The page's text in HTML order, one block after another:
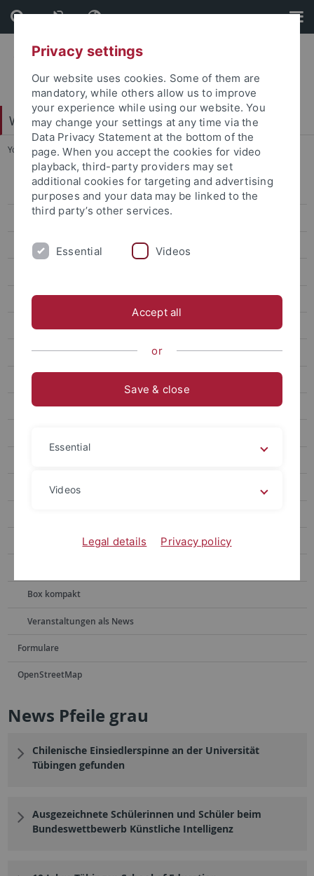
Skip
to
content
Skip
to
footer
Web-Styleguide Uni Tübingen
You are here: Startseite ... Aufteilung 100%
News
Box Standard grau
News weiß ohne Bild
Box ohne Bild mit Rahmen
Box mit Bild mit Rahmen
Box weiß
Box anthrazit
Pfeile weiß
Aufteilung 50%
Aufteilung 100% Randspalte
Box kompakt
Veranstaltungen als News
Formulare
OpenStreetMap
News Pfeile grau
Chilenische Einsiedlerspinne an der Universität
Tübingen gefunden
Ausgezeichnete Schülerinnen und Schüler beim
Bundeswettbewerb Künstliche Intelligenz
Privacy settings
Our website uses cookies. Some of them are
mandatory, while others allow us to improve
your experience while using our website. You
may change your settings at any time via the
Data Privacy Statement at the bottom of the
page. When you accept the cookies for video
playback, third-party providers may set
additional cookies for targeting and advertising
purposes and your data may be linked to the
third party’s other services.
Essential Videos
Accept all
or
Save & close
Essential
Videos
Legal details Privacy policy